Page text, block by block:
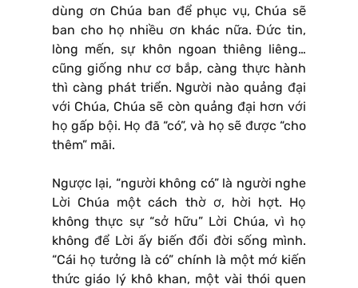
dùng ơn Chúa ban để phục vụ, Chúa sẽ
ban cho họ nhiều ơn khác nữa. Đức tin,
lòng mến, sự khôn ngoan thiêng liêng…
cũng giống như cơ bắp, càng thực hành
thì càng phát triển. Người nào quảng đại
với Chúa, Chúa sẽ còn quảng đại hơn với
họ gấp bội. Họ đã “có”, và họ sẽ được “cho
thêm” mãi.
Ngược lại, “người không có” là người nghe
Lời Chúa một cách thờ ơ, hời hợt. Họ
không thực sự “sở hữu” Lời Chúa, vì họ
không để Lời ấy biến đổi đời sống mình.
“Cái họ tưởng là có” chính là một mớ kiến
thức giáo lý khô khan, một vài thói quen